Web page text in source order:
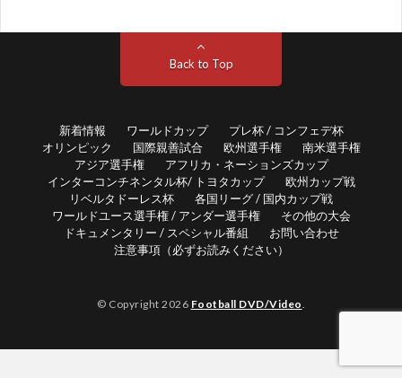
カ
Back to Top
新着情報 ワールドカップ
プレ杯 / コンフェデ杯
オリンピック
国際親善試合 欧州選手権
南米選手権
アジア選手権
アフリカ・ネーションズカップ
インターコンチネンタル杯/ トヨタカップ
欧州カップ戦
リベルタドーレス杯
各国リーグ / 国内カップ戦
ワールドユース選手権 / アンダー選手権
その他の大会
ドキュメンタリー / スペシャル番組
お問い合わせ
注意事項（必ずお読みください）
© Copyright 2026 Football DVD/Video.